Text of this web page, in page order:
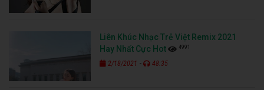
Liên Khúc Nhạc Trẻ Việt Remix 2021
Hay Nhất Cực Hot
4991
2/18/2021 - 48:35